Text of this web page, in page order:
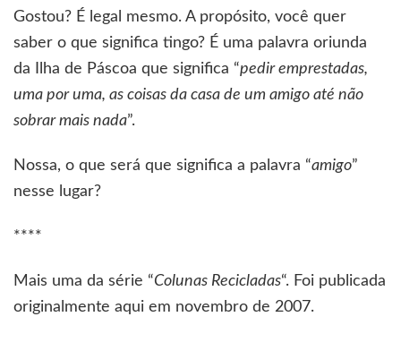
Gostou? É legal mesmo. A propósito, você quer
saber o que significa tingo? É uma palavra oriunda
da Ilha de Páscoa que significa “pedir emprestadas,
uma por uma, as coisas da casa de um amigo até não
sobrar mais nada”.
Nossa, o que será que significa a palavra “amigo”
nesse lugar?
****
Mais uma da série “Colunas Recicladas“. Foi publicada
originalmente aqui em novembro de 2007.